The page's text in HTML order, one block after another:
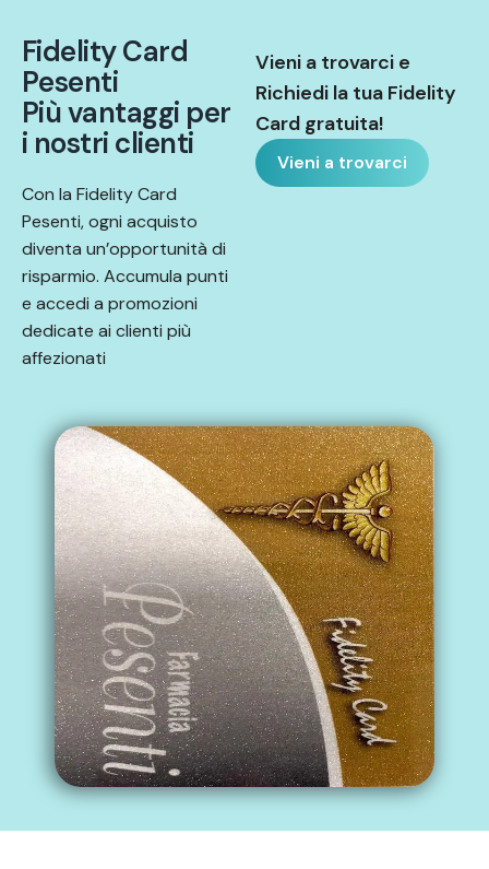
FidelityCard
Pesenti
Piùvantaggi per
i nostri clienti
Con la Fidelity Card
Pesenti, ogni acquisto
diventa un’opportunità di
risparmio. Accumula punti
e accedi a promozioni
dedicate ai clienti più
affezionati
Vieni a trovarci e
Richiedi la tua Fidelity
Card gratuita!
Vieni a trovarci